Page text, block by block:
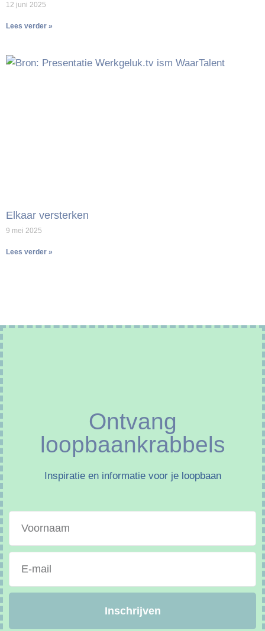
12 juni 2025
Lees verder »
Elkaar versterken
9 mei 2025
Lees verder »
Ontvang
loopbaankrabbels
Inspiratie en informatie voor je loopbaan
Inschrijven